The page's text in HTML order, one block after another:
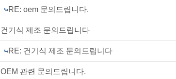
RE: oem 문의드립니다.
건기식 제조 문의드립니다
RE: 건기식 제조 문의드립니다
OEM 관련 문의드립니다.